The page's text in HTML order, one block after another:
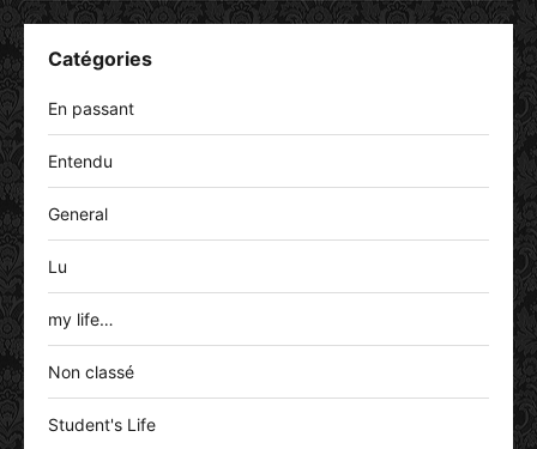
Catégories
En passant
Entendu
General
Lu
my life…
Non classé
Student's Life